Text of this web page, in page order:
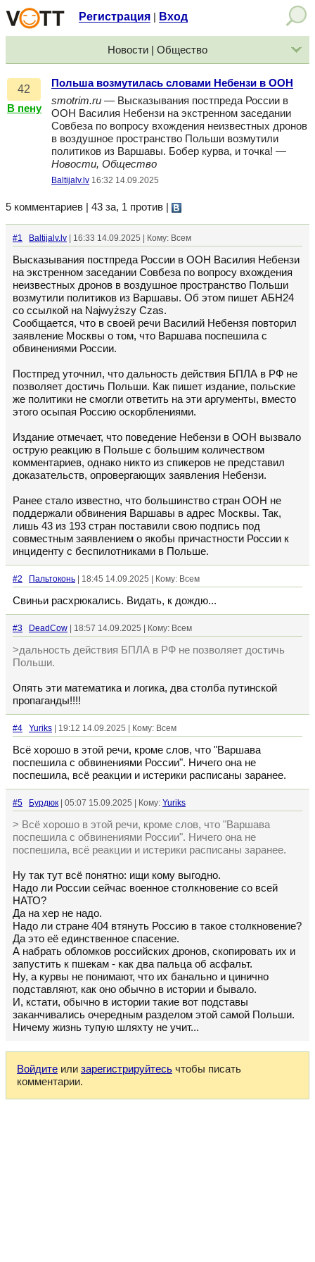
Регистрация Вход
Новости | Общество
42
В пену
Польша возмутилась словами Небензи в ООН
smotrim.ru — Высказывания постпреда России в
ООН Василия Небензи на экстренном заседании
Совбеза по вопросу вхождения неизвестных дронов
в воздушное пространство Польши возмутили
политиков из Варшавы. Бобер курва, и точка! —
Новости, Общество
Baltijalv.lv 16:32 14.09.2025
5 комментариев | 43 за, 1 против
#1 Baltijalv.lv | 16:33 14.09.2025 | Кому: Всем
Высказывания постпреда России в ООН Василия Небензи
на экстренном заседании Совбеза по вопросу вхождения
неизвестных дронов в воздушное пространство Польши
возмутили политиков из Варшавы. Об этом пишет АБН24
со ссылкой на Najwyższy Czas.
Сообщается, что в своей речи Василий Небензя повторил
заявление Москвы о том, что Варшава поспешила с
обвинениями России.
Постпред уточнил, что дальность действия БПЛА в РФ не
позволяет достичь Польши. Как пишет издание, польские
же политики не смогли ответить на эти аргументы, вместо
этого осыпая Россию оскорблениями.
Издание отмечает, что поведение Небензи в ООН вызвало
острую реакцию в Польше с большим количеством
комментариев, однако никто из спикеров не представил
доказательств, опровергающих заявления Небензи.
Ранее стало известно, что большинство стран ООН не
поддержали обвинения Варшавы в адрес Москвы. Так,
лишь 43 из 193 стран поставили свою подпись под
совместным заявлением о якобы причастности России к
инциденту с беспилотниками в Польше.
#2 Пальтоконь | 18:45 14.09.2025 | Кому: Всем
Свиньи расхрюкались. Видать, к дождю...
#3 DeadCow | 18:57 14.09.2025 | Кому: Всем
>дальность действия БПЛА в РФ не позволяет достичь
Польши.
Опять эти математика и логика, два столба путинской
пропаганды!!!!
#4 Yuriks | 19:12 14.09.2025 | Кому: Всем
Всё хорошо в этой речи, кроме слов, что "Варшава
поспешила с обвинениями России". Ничего она не
поспешила, всё реакции и истерики расписаны заранее.
#5 Бурдюк | 05:07 15.09.2025 | Кому: Yuriks
> Всё хорошо в этой речи, кроме слов, что "Варшава
поспешила с обвинениями России". Ничего она не
поспешила, всё реакции и истерики расписаны заранее.
Ну так тут всё понятно: ищи кому выгодно.
Надо ли России сейчас военное столкновение со всей
НАТО?
Да на хер не надо.
Надо ли стране 404 втянуть Россию в такое столкновение?
Да это её единственное спасение.
А набрать обломков российских дронов, скопировать их и
запустить к пшекам - как два пальца об асфальт.
Ну, а курвы не понимают, что их банально и цинично
подставляют, как оно обычно в истории и бывало.
И, кстати, обычно в истории такие вот подставы
заканчивались очередным разделом этой самой Польши.
Ничему жизнь тупую шляхту не учит...
Войдите или зарегистрируйтесь чтобы писать
комментарии.